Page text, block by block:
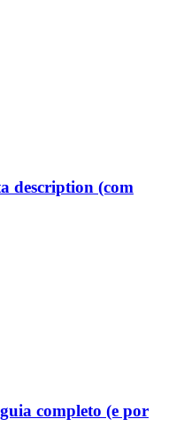
description (com
completo (e por